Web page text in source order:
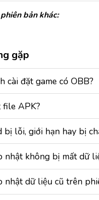
bản khác:
gặp
cài đặt game có OBB?
file APK?
lỗi, giới hạn hay bị
nhật không bị mất dữ
nhật dữ liệu cũ trên